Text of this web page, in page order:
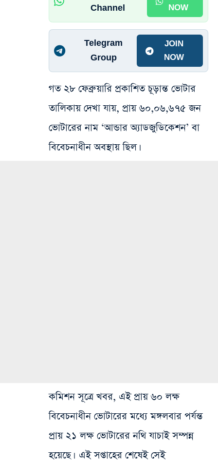
Channel
NOW
Telegram
Group
JOIN
NOW
গত ২৮ ফেব্রুয়ারি প্রকাশিত চূড়ান্ত ভোটার
তালিকায় দেখা যায়, প্রায় ৬০,০৬,৬৭৫ জন
ভোটারের নাম ‘আন্ডার অ্যাডজুডিকেশন’ বা
বিবেচনাধীন অবস্থায় ছিল।
কমিশন সূত্রে খবর, এই প্রায় ৬০ লক্ষ
বিবেচনাধীন ভোটারের মধ্যে মঙ্গলবার পর্যন্ত
প্রায় ২১ লক্ষ ভোটারের নথি যাচাই সম্পন্ন
হয়েছে। এই সপ্তাহের শেষেই সেই